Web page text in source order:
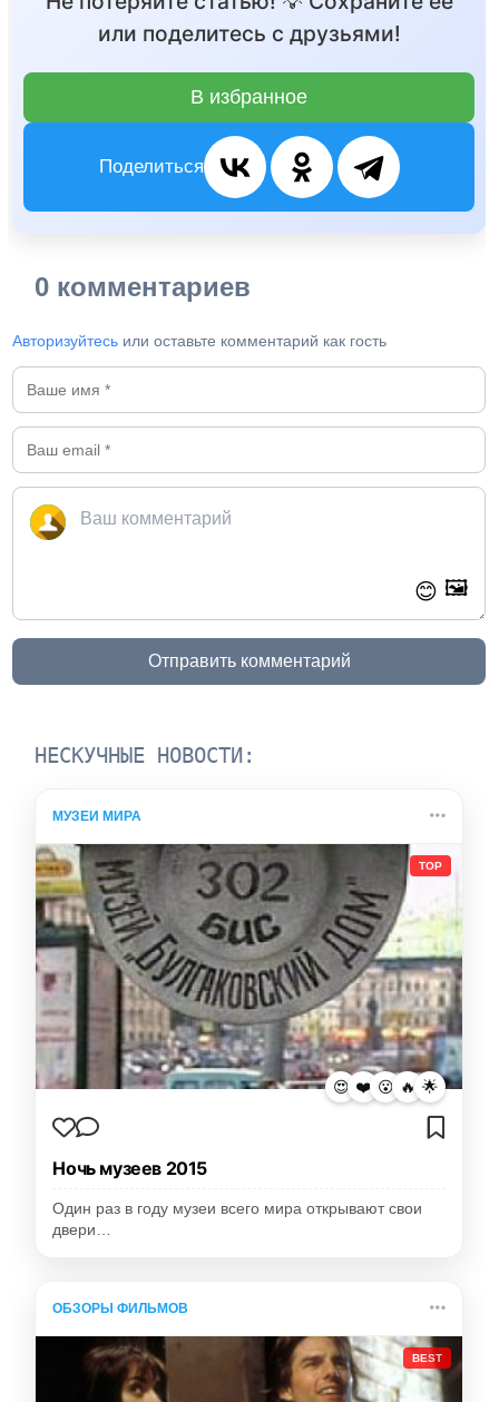
или поделитесь с друзьями!
В избранное
Поделиться
0 комментариев
Авторизуйтесь или оставьте комментарий как гость
😊 🖼️
Отправить комментарий
НЕСКУЧНЫЕ НОВОСТИ:
МУЗЕИ МИРА
TOP
😍 ❤️ 😮 🔥 🌟
Ночь музеев 2015
Один раз в году музеи всего мира открывают свои
двери…
ОБЗОРЫ ФИЛЬМОВ
BEST